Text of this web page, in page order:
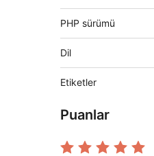
PHP sürümü
Dil
Etiketler
Puanlar